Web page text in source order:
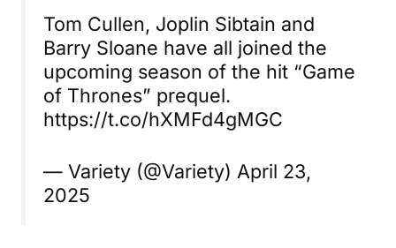
Tom Cullen, Joplin Sibtain and
Barry Sloane have all joined the
upcoming season of the hit “Game
of Thrones” prequel.
https://t.co/hXMFd4gMGC
— Variety (@Variety) April 23,
2025